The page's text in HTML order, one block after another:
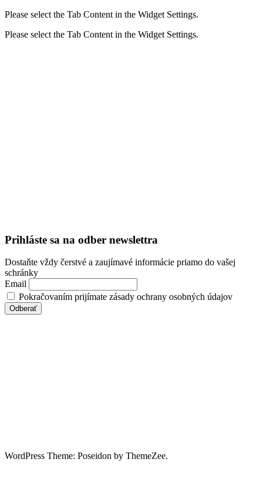
Please select the Tab Content in the Widget Settings.
Please select the Tab Content in the Widget Settings.
Prihláste sa na odber newslettra
Dostaňte vždy čerstvé a zaujímavé informácie priamo do vašej
schránky
Email
Pokračovaním prijímate zásady ochrany osobných údajov
WordPress Theme: Poseidon by ThemeZee.